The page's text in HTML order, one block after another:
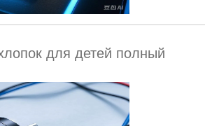
для детей полный